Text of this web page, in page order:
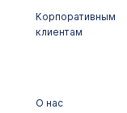
Корпоративным
клиентам
О нас